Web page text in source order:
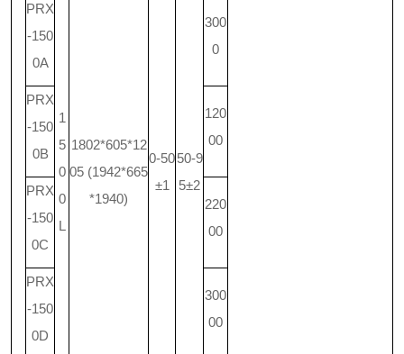
PRX
-150
0A
1
5
0
0
L
1802*605*12
05 (1942*665
*1940)
0-50
±1
50-9
5±2
300
0
PRX
-150
0B
120
00
PRX
-150
0C
220
00
PRX
-150
0D
300
00